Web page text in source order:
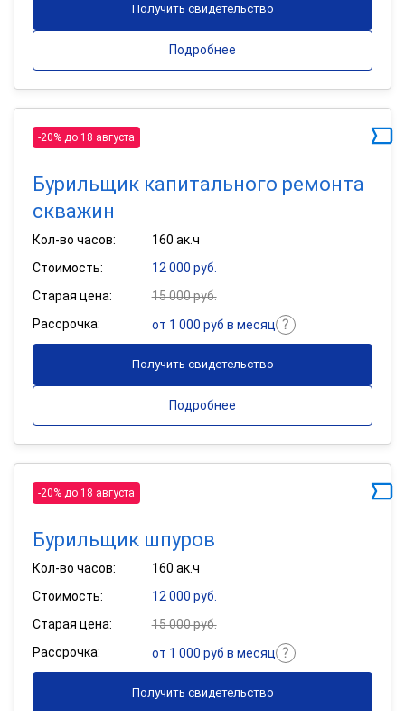
Получить свидетельство
Подробнее
-20% до 18 августа
Бурильщик капитального ремонта
скважин
Кол-во часов:
160 ак.ч
Стоимость:
12 000 руб.
Старая цена:
15 000 руб.
Рассрочка:
от 1 000 руб в месяц
Получить свидетельство
Подробнее
-20% до 18 августа
Бурильщик шпуров
Кол-во часов:
160 ак.ч
Стоимость:
12 000 руб.
Старая цена:
15 000 руб.
Рассрочка:
от 1 000 руб в месяц
Получить свидетельство